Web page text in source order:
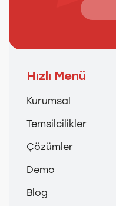
Hızlı Menü
Kurumsal
Temsilcilikler
Çözümler
Demo
Blog